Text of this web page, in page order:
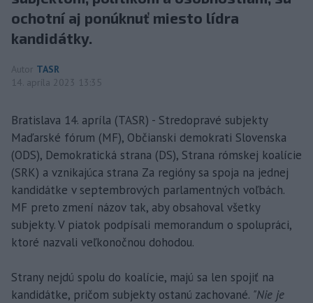
ochotní aj ponúknuť miesto lídra
kandidátky.
Autor TASR
14. apríla 2023 13:35
Bratislava 14. apríla (TASR) - Stredopravé subjekty
Maďarské fórum (MF), Občianski demokrati Slovenska
(ODS), Demokratická strana (DS), Strana rómskej koalície
(SRK) a vznikajúca strana Za regióny sa spoja na jednej
kandidátke v septembrových parlamentných voľbách.
MF preto zmení názov tak, aby obsahoval všetky
subjekty. V piatok podpísali memorandum o spolupráci,
ktoré nazvali veľkonočnou dohodou.
Strany nejdú spolu do koalície, majú sa len spojiť na
kandidátke, pričom subjekty ostanú zachované. "Nie je